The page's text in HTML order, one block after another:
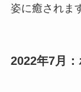
姿に癒されま
2022年7月